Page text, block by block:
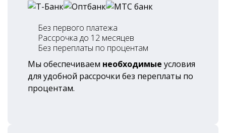
Без первого платежа
Рассрочка до 12 месяцев
Без переплаты по процентам
Мы обеспечиваем необходимые условия
для удобной рассрочки без переплаты по
процентам.